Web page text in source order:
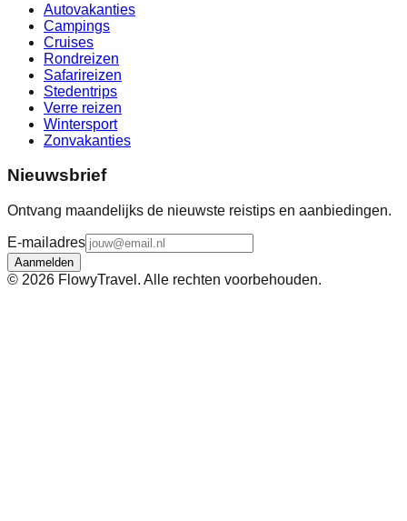
Autovakanties
Campings
Cruises
Rondreizen
Safarireizen
Stedentrips
Verre reizen
Wintersport
Zonvakanties
Nieuwsbrief
Ontvang maandelijks de nieuwste reistips en aanbiedingen.
E-mailadres
Aanmelden
© 2026 FlowyTravel. Alle rechten voorbehouden.